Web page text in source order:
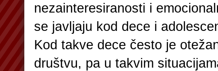
nezainteresiranosti i
se javljaju kod dece i
Kod takve dece često je
društvu, pa u takvim